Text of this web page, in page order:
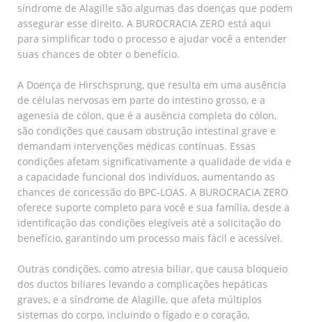
síndrome de Alagille são algumas das doenças que podem
assegurar esse direito. A BUROCRACIA ZERO está aqui
para simplificar todo o processo e ajudar você a entender
suas chances de obter o benefício.
A Doença de Hirschsprung, que resulta em uma ausência
de células nervosas em parte do intestino grosso, e a
agenesia de cólon, que é a ausência completa do cólon,
são condições que causam obstrução intestinal grave e
demandam intervenções médicas contínuas. Essas
condições afetam significativamente a qualidade de vida e
a capacidade funcional dos indivíduos, aumentando as
chances de concessão do BPC-LOAS. A BUROCRACIA ZERO
oferece suporte completo para você e sua família, desde a
identificação das condições elegíveis até a solicitação do
benefício, garantindo um processo mais fácil e acessível.
Outras condições, como atresia biliar, que causa bloqueio
dos ductos biliares levando a complicações hepáticas
graves, e a síndrome de Alagille, que afeta múltiplos
sistemas do corpo, incluindo o fígado e o coração,